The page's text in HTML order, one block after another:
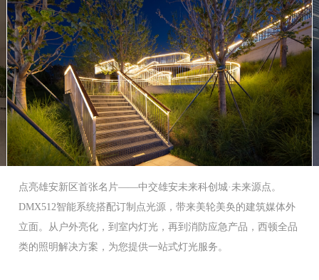
点亮雄安新区首张名片——中交雄安未来科创城·未来源点。
DMX512智能系统搭配订制点光源，带来美轮美奂的建筑媒体外
立面。从户外亮化，到室内灯光，再到消防应急产品，西顿全品
类的照明解决方案，为您提供一站式灯光服务。